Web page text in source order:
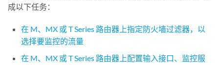
成以下任务：
在 M、MX 或 T Series 路由器上指定防火墙过滤器，以
选择要监控的流量
在 M、MX 或 T Series 路由器上配置输入接口、监控服